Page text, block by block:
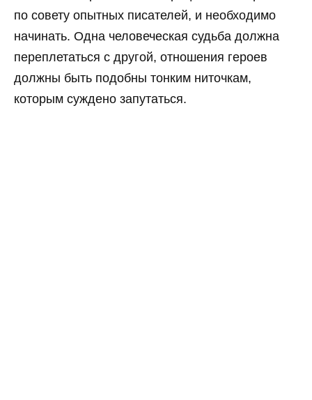
по совету опытных писателей, и необходимо
начинать. Одна человеческая судьба должна
переплетаться с другой, отношения героев
должны быть подобны тонким ниточкам,
которым суждено запутаться.